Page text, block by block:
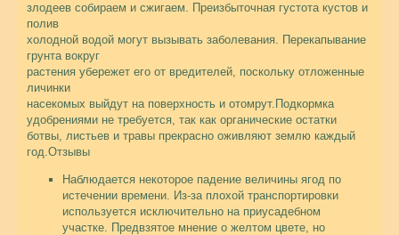
злодеев собираем и сжигаем. Преизбыточная густота кустов и
полив
холодной водой могут вызывать заболевания. Перекапывание
грунта вокруг
растения убережет его от вредителей, поскольку отложенные
личинки
насекомых выйдут на поверхность и отомрут.Подкормка
удобрениями не требуется, так как органические остатки
ботвы, листьев и травы прекрасно оживляют землю каждый
год.Отзывы
Наблюдается некоторое падение величины ягод по
истечении времени. Из-за плохой транспортировки
используется исключительно на приусадебном
участке. Предвзятое мнение о желтом цвете, но